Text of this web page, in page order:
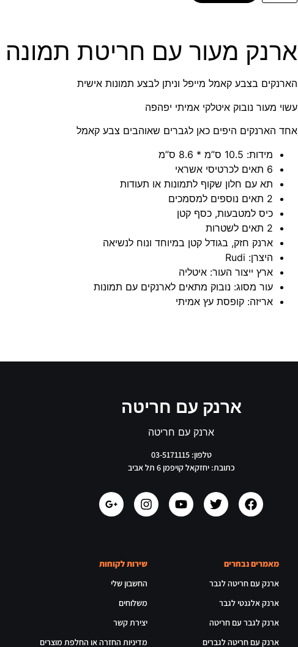
ארנק מעור עם חריטת תמונה
הארנקים בצבע קאמל מייפל וניתן לבצע תמונות אישית
עשוי מעור נובוק איטלקי אמיתי יפהפה
אחד הארנקים היפים כאן לגברים שאוהבים צבע קאמל
מידות: 10.5 ס”מ * 8.6 ס”מ
6 תאים לכרטיסי אשראי
תא עם חלון שקוף לתמונות או תעודות
2 תאים נוספים למסמכים
כיס למטבעות, כסף קטן
2 תאים לשטרות
ארנק חזק, בגודל קטן במיוחד ונוח לנשיאה
היצרן: Rudi
ארץ ייצור העור: איטליה
עור מסוג: נובוק מתאים לארנקים עם תמונות
אריזה: קופסת עץ אמיתי
ארנק עם חריטה
ארנק עם חריטה
טלפון: 03-5171115
כתובת: יחזקאל קויפמן 6 תל אביב
מאמרים נבחרים
ארנק עם חריטה לגבר
ארנק אלגנטי לגבר
ארנק לגבר עם חריטה
ארנק עם חריטה לגברים
שירות לקוחות
החשבון שלי
משלוחים
יצירת קשר
מדיניות החזרה או החלפת מוצרים